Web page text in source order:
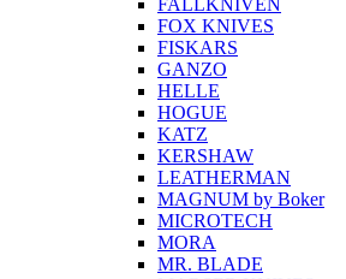
FALLKNIVEN
FOX KNIVES
FISKARS
GANZO
HELLE
HOGUE
KATZ
KERSHAW
LEATHERMAN
MAGNUM by Boker
MICROTECH
MORA
MR. BLADE